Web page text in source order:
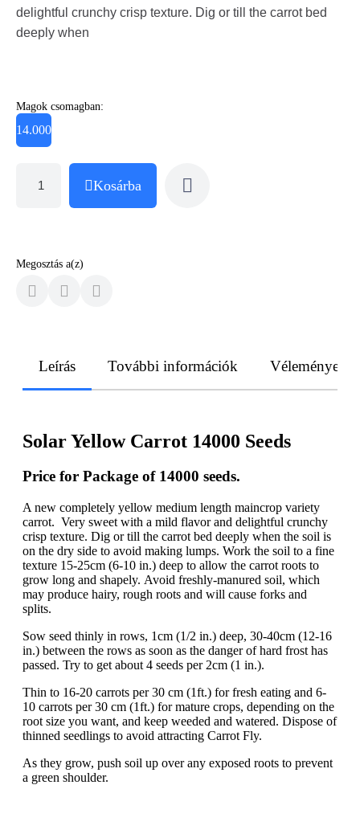
delightful crunchy crisp texture. Dig or till the carrot bed
deeply when
Magok csomagban:
14.000
Kosárba
Megosztás a(z)
Leírás További információk Vélemények
Solar Yellow Carrot 14000 Seeds
Price for Package of 14000 seeds.
A new completely yellow medium length maincrop variety
carrot. Very sweet with a mild flavor and delightful crunchy
crisp texture. Dig or till the carrot bed deeply when the soil is
on the dry side to avoid making lumps. Work the soil to a fine
texture 15-25cm (6-10 in.) deep to allow the carrot roots to
grow long and shapely. Avoid freshly-manured soil, which
may produce hairy, rough roots and will cause forks and
splits.
Sow seed thinly in rows, 1cm (1/2 in.) deep, 30-40cm (12-16
in.) between the rows as soon as the danger of hard frost has
passed. Try to get about 4 seeds per 2cm (1 in.).
Thin to 16-20 carrots per 30 cm (1ft.) for fresh eating and 6-
10 carrots per 30 cm (1ft.) for mature crops, depending on the
root size you want, and keep weeded and watered. Dispose of
thinned seedlings to avoid attracting Carrot Fly.
As they grow, push soil up over any exposed roots to prevent
a green shoulder.